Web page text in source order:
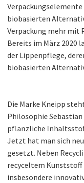
biobasierten
Verpackung mehr mit
Bereits im März 2020
der Lippenpflege,
biobasierten
Die Marke Kneipp
Philosophie
pflanzliche
Jetzt hat man sich
gesetzt. Neben
recyceltem
insbesondere